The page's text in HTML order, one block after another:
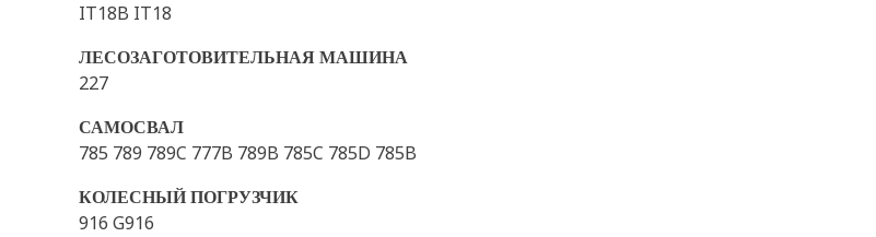
IT18B IT18
ЛЕСОЗАГОТОВИТЕЛЬНАЯ МАШИНА
227
САМОСВАЛ
785 789 789C 777B 789B 785C 785D 785B
КОЛЕСНЫЙ ПОГРУЗЧИК
916 G916